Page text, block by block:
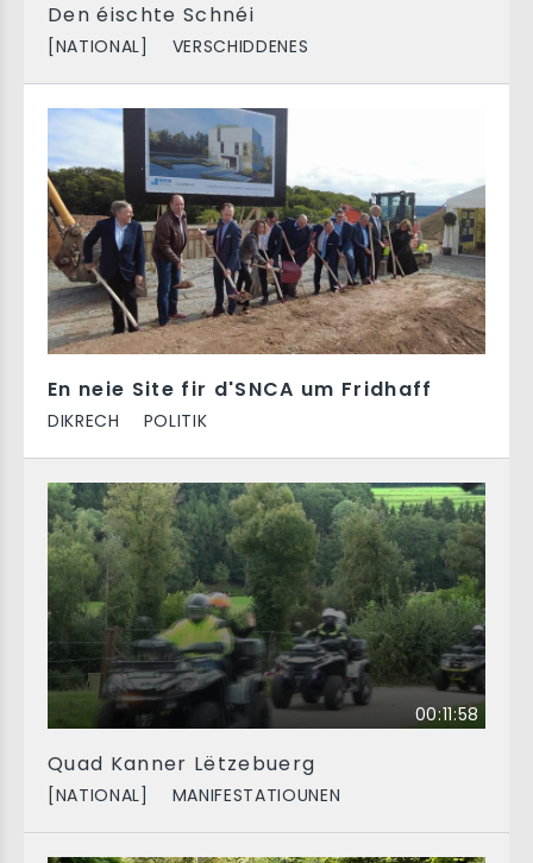
Den éischte Schnéi
[NATIONAL] VERSCHIDDENES
En neie Site fir d'SNCA um Fridhaff
DIKRECH POLITIK
00:11:58
Quad Kanner Lëtzebuerg
[NATIONAL] MANIFESTATIOUNEN